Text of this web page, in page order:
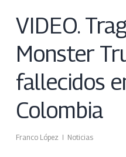
VIDEO.
Monster
fallecidos
Colombia
Franco López Noticias